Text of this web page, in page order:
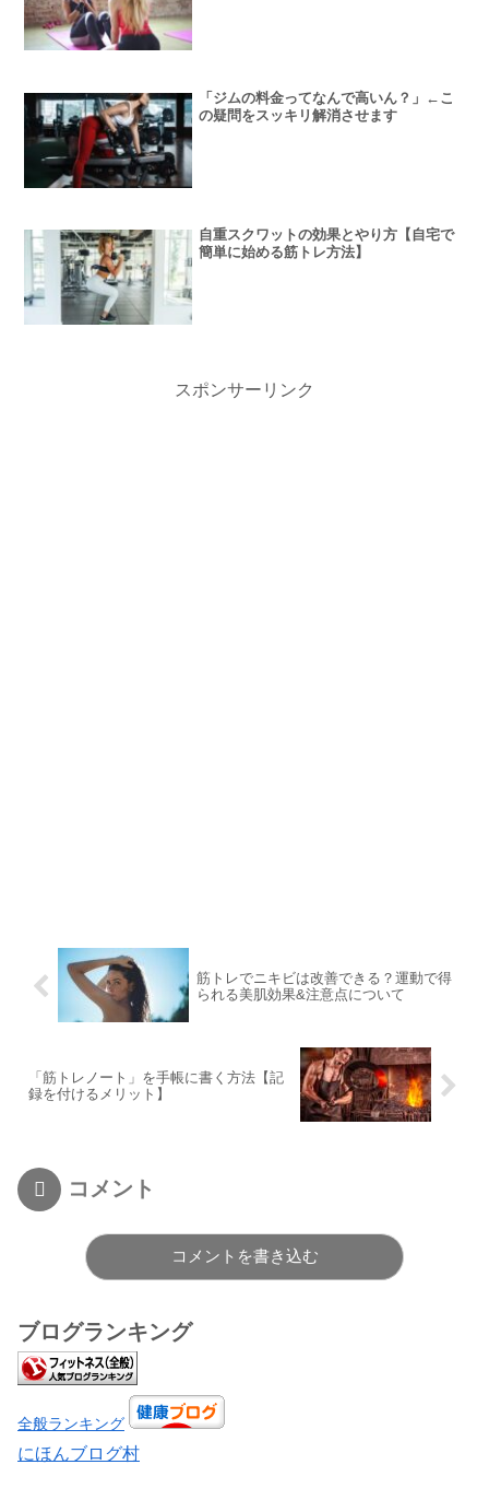
「ジムの料金ってなんで高いん？」←こ
の疑問をスッキリ解消させます
自重スクワットの効果とやり方【自宅で
簡単に始める筋トレ方法】
スポンサーリンク
筋トレでニキビは改善できる？運動で得
られる美肌効果&注意点について
「筋トレノート」を手帳に書く方法【記
録を付けるメリット】
コメント
コメントを書き込む
ブログランキング
全般ランキング
にほんブログ村